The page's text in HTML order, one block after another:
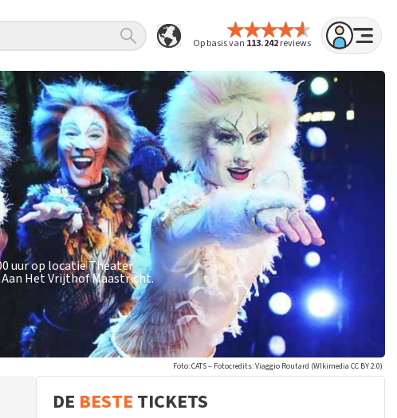
Op basis van 113.242reviews
uur op locatie Theater
Het Vrijthof Maastricht.
Foto: CATS – Fotocredits: Viaggio Routard (WIkimedia CC BY 2.0)
DE BESTE TICKETS